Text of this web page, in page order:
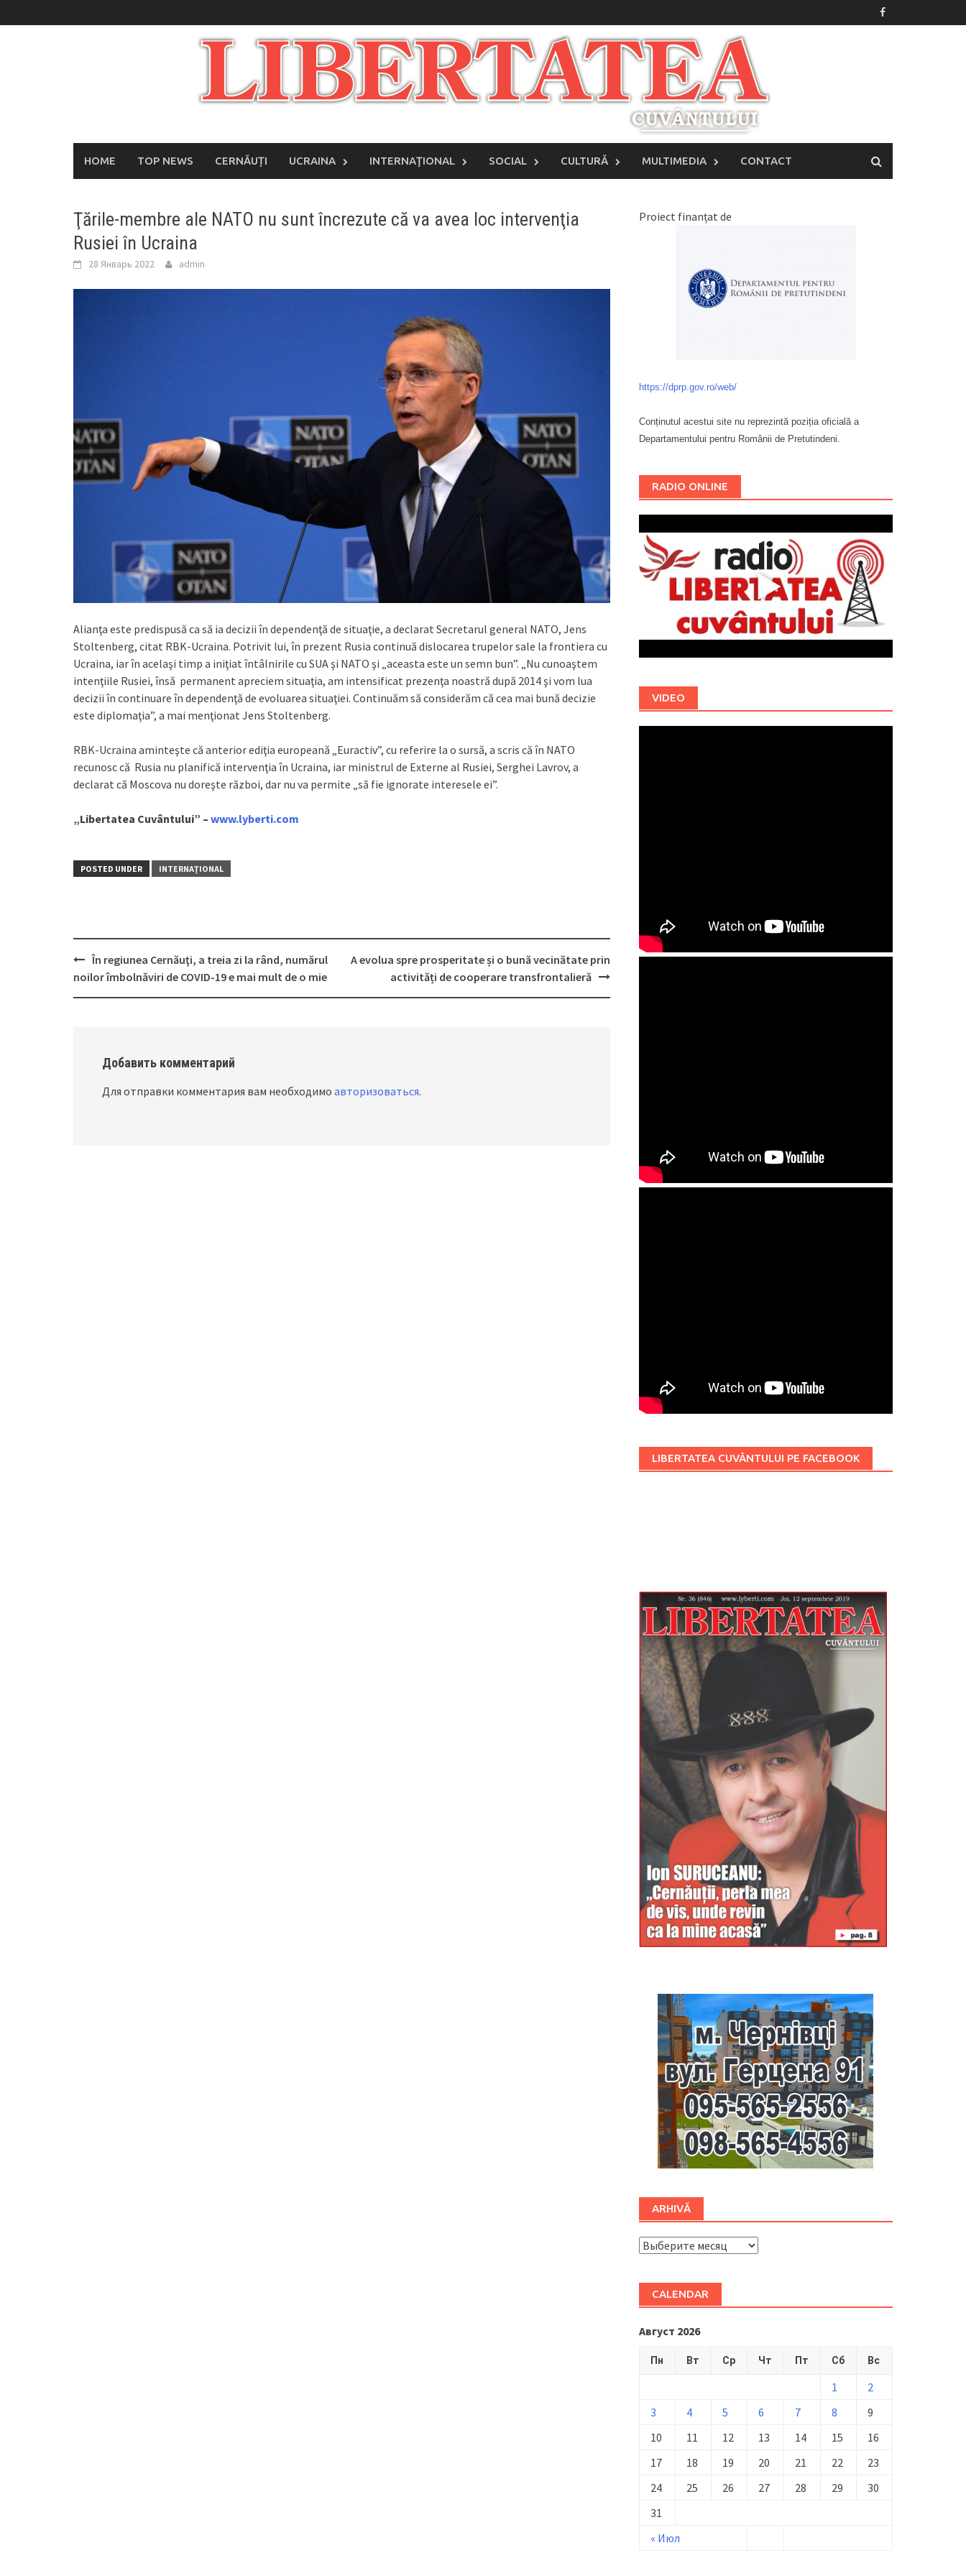
to
HOME TOP NEWS CERNĂUȚI UCRAINA INTERNAŢIONAL SOCIAL CULTURĂ MULTIMEDIA CONTACT
Ţările-membre ale NATO nu sunt încrezute că va avea loc intervenţia
Rusiei în Ucraina
28 Январь 2022 admin
Alianţa este predispusă ca să ia decizii în dependenţă de situaţie, a declarat Secretarul general NATO, Jens
Stoltenberg, citat RBK-Ucraina. Potrivit lui, în prezent Rusia continuă dislocarea trupelor sale la frontiera cu
Ucraina, iar în acelaşi timp a iniţiat întâlnirile cu SUA şi NATO şi „aceasta este un semn bun”. „Nu cunoaştem
intenţiile Rusiei, însă permanent apreciem situaţia, am intensificat prezenţa noastră după 2014 şi vom lua
decizii în continuare în dependenţă de evoluarea situaţiei. Continuăm să considerăm că cea mai bună decizie
este diplomaţia”, a mai menţionat Jens Stoltenberg.
RBK-Ucraina aminteşte că anterior ediţia europeană „Euractiv”, cu referire la o sursă, a scris că în NATO
recunosc că Rusia nu planifică intervenţia în Ucraina, iar ministrul de Externe al Rusiei, Serghei Lavrov, a
declarat că Moscova nu doreşte război, dar nu va permite „să fie ignorate interesele ei”.
„Libertatea Cuvântului” – www.lyberti.com
POSTED UNDER INTERNAŢIONAL
Post
navigation
În regiunea Cernăuţi, a treia zi la rând, numărul
noilor îmbolnăviri de COVID-19 e mai mult de o mie
A evolua spre prosperitate și o bună vecinătate prin
activități de cooperare transfrontalieră
Добавить комментарий
Для отправки комментария вам необходимо авторизоваться.
Proiect finanțat de
https://dprp.gov.ro/web/
Conținutul acestui site nu reprezintă poziția oficială a
Departamentului pentru Românii de Pretutindeni.
RADIO ONLINE
VIDEO
LIBERTATEA CUVÂNTULUI PE FACEBOOK
ARHIVĂ
ARHIVĂ
CALENDAR
Август 2026
Пн Вт Ср Чт Пт Сб Вс
« Июл
1
2
3
4 5 6 7 8
9
10
11 12 13 14 15
16
17
18 19 20 21 22
23
24
25 26 27 28 29
30
31